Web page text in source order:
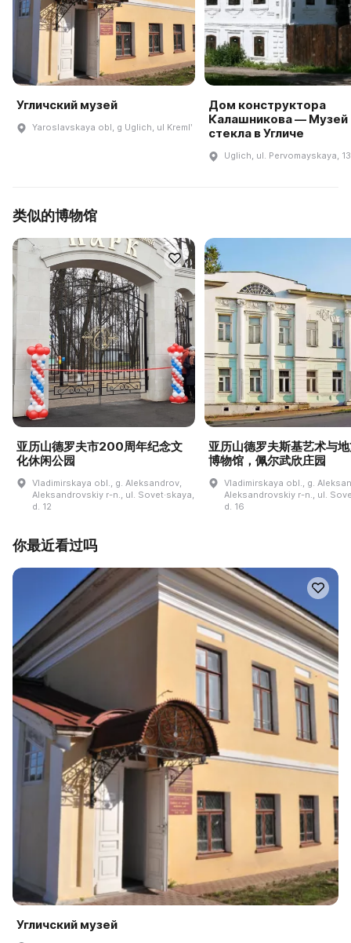
Угличский музей
Yaroslavskaya obl, g Uglich, ul Kremlʹ
Дом конструктора
Калашникова — Музей
стекла в Угличе
Uglich, ul. Pervomayskaya,
类似的博物馆
亚历山德罗夫市200周年纪念文
化休闲公园
Vladimirskaya obl., g. Aleksandrov,
Aleksandrovskiy r-n., ul. Sovet·skaya,
d. 12
亚历山德罗夫斯基艺术与
博物馆，佩尔武欣庄园
Vladimirskaya obl., g.
Aleksandrovskiy r-n., ul.
d. 16
你最近看过吗
Угличский музей